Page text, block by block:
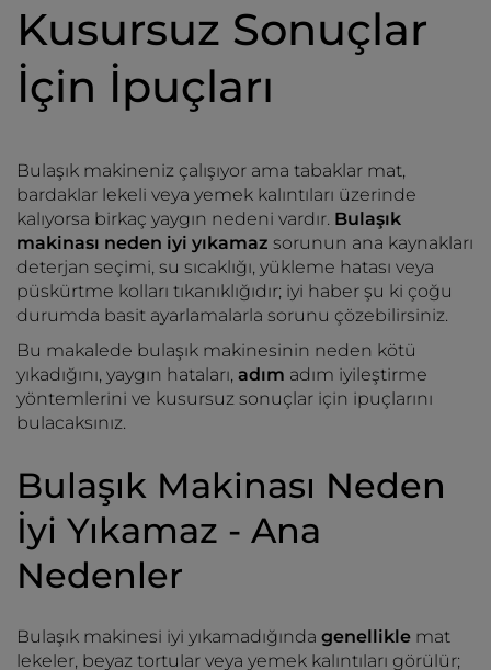
Kusursuz Sonuçlar
İçin İpuçları
Bulaşık makineniz çalışıyor ama tabaklar mat,
bardaklar lekeli veya yemek kalıntıları üzerinde
kalıyorsa birkaç yaygın nedeni vardır. Bulaşık
makinası neden iyi yıkamaz sorunun ana kaynakları
deterjan seçimi, su sıcaklığı, yükleme hatası veya
püskürtme kolları tıkanıklığıdır; iyi haber şu ki çoğu
durumda basit ayarlamalarla sorunu çözebilirsiniz.
Bu makalede bulaşık makinesinin neden kötü
yıkadığını, yaygın hataları, adım adım iyileştirme
yöntemlerini ve kusursuz sonuçlar için ipuçlarını
bulacaksınız.
Bulaşık Makinası Neden
İyi Yıkamaz - Ana
Nedenler
Bulaşık makinesi iyi yıkamadığında genellikle mat
lekeler, beyaz tortular veya yemek kalıntıları görülür;